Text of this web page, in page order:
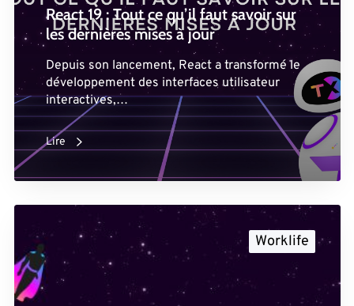
React 19 : Tout ce qu’il faut savoir sur
les dernières mises à jour
Depuis son lancement, React a transformé le
développement des interfaces utilisateur
interactives,…
Lire
Worklife